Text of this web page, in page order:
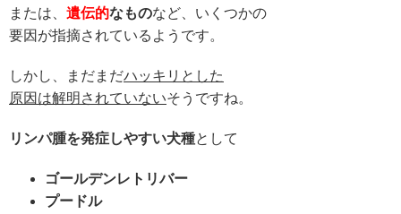
または、 遺伝的なものなど、 いくつかの
要因が指摘されているようです。
しかし、まだまだハッキリとした
原因は解明されていないそうですね。
リンパ腫を発症しやすい犬種として
ゴールデンレトリバー
プードル